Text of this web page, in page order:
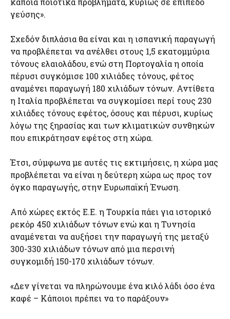
γεύσης».
Σχεδόν διπλάσια θα είναι και η ισπανική παραγωγή
να προβλέπεται να ανέλθει στους 1,5 εκατομμύρια
τόνους ελαιολάδου, ενώ στη Πορτογαλία η οποία
πέρυσι συγκόμισε 100 χιλιάδες τόνους, φέτος
αναμένει παραγωγή 180 χιλιάδων τόνων. Αντίθετα
η Ιταλία προβλέπεται να συγκομίσει περί τους 230
χιλιάδες τόνους εφέτος, όσους και πέρυσι, κυρίως
λόγω της ξηρασίας και των κλιματικών συνθηκών
που επικράτησαν εφέτος στη χώρα.
Έτσι, σύμφωνα με αυτές τις εκτιμήσεις, η χώρα μας
προβλέπεται να είναι η δεύτερη χώρα ως προς τον
όγκο παραγωγής, στην Ευρωπαϊκή Ένωση.
Από χώρες εκτός Ε.Ε. η Τουρκία πάει για ιστορικό
ρεκόρ 450 χιλιάδων τόνων ενώ και η Τυνησία
αναμένεται να αυξήσει την παραγωγή της μεταξύ
300-330 χιλιάδων τόνων από μια περσινή
συγκομιδή 150-170 χιλιάδων τόνων.
«Δεν γίνεται να πληρώνουμε ένα κιλό λάδι όσο ένα
καφέ – Κάποιοι πρέπει να το παράξουν»